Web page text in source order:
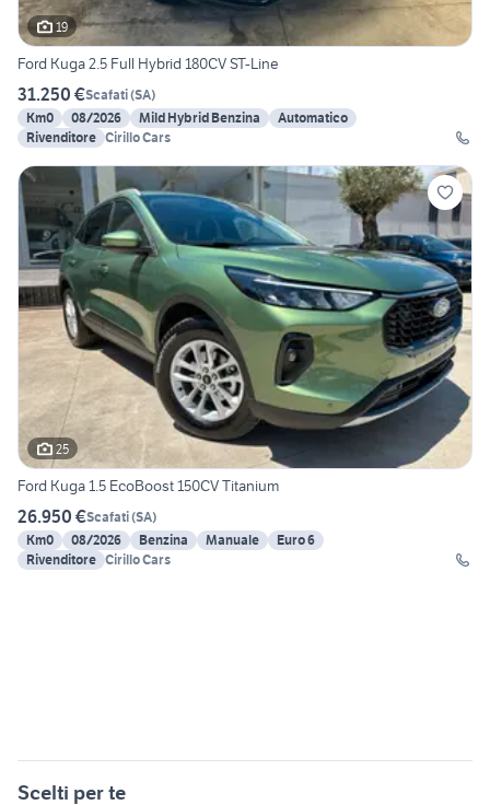
19
Ford Kuga 2.5 Full Hybrid 180CV ST-Line
31.250 €Scafati(SA)
Km0
08/2026 Mild Hybrid Benzina
Automatico
Rivenditore Cirillo Cars
25
Ford Kuga 1.5 EcoBoost 150CV Titanium
26.950 €Scafati(SA)
Km0
08/2026 Benzina Manuale
Euro 6
Rivenditore Cirillo Cars
Scelti per te